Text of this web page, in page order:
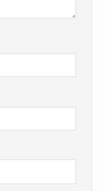
子を出産して
ことを考える